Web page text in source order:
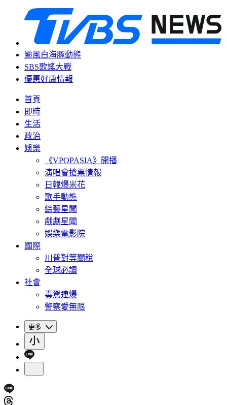
颱風白海豚動態
SBS歌謠大戰
優惠好康情報
首頁
即時
生活
政治
娛樂
《VPOPASIA》開播
演唱會搶票情報
日韓爆米花
歌手動態
綜藝星聞
戲劇星聞
娛樂電影院
國際
川普對等關稅
全球必讀
社會
毒駕連爆
警察愛無限
更多